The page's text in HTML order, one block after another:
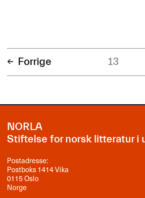
Forrige 13
NORLA
Stiftelse for norsk litteratur i
Postadresse:
Postboks 1414 Vika
0115 Oslo
Norge